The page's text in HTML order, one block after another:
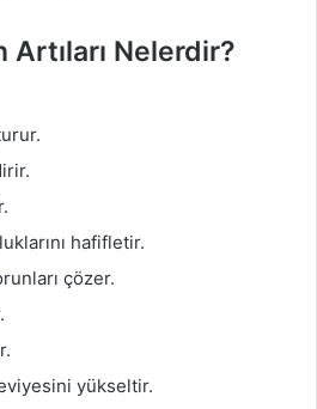
Artıları Nelerdir?
hafifletir.
çözer.
yükseltir.